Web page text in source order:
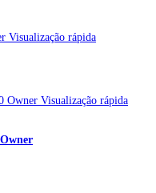
Visualização rápida
Visualização rápida